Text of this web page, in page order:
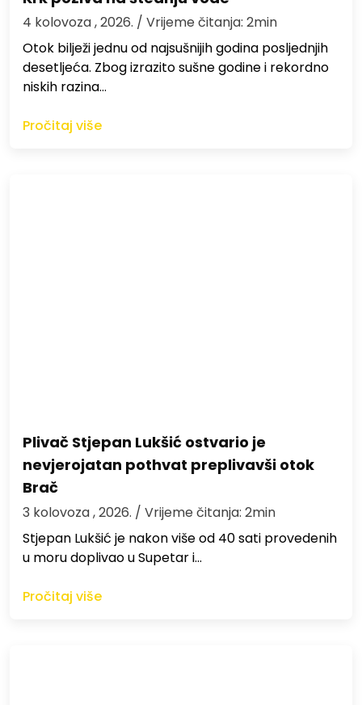
4 kolovoza , 2026. / Vrijeme čitanja: 2min
Otok bilježi jednu od najsušnijih godina posljednjih
desetljeća. Zbog izrazito sušne godine i rekordno
niskih razina…
Pročitaj više
Plivač Stjepan Lukšić ostvario je
nevjerojatan pothvat preplivavši otok
Brač
3 kolovoza , 2026. / Vrijeme čitanja: 2min
St​jepan Lukšić je nakon više od 40 sati provedenih
u moru doplivao u Supetar i…
Pročitaj više